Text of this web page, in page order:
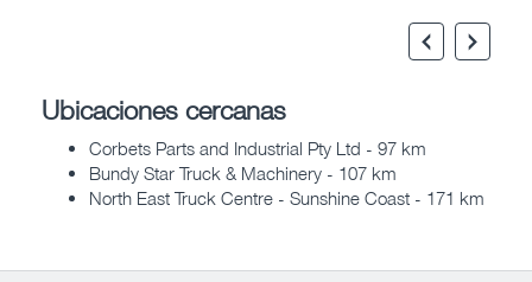
Ubicaciones cercanas
Corbets Parts and Industrial Pty Ltd - 97 km
Bundy Star Truck & Machinery - 107 km
North East Truck Centre - Sunshine Coast - 171 km